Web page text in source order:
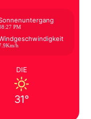
PM
h
DIE
31°